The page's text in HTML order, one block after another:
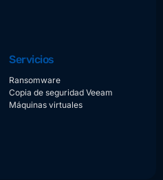
Servicios
Ransomware
Copia de seguridad Veeam
Máquinas virtuales